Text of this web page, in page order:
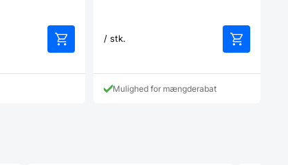
/ stk.
Mulighed for mængderabat